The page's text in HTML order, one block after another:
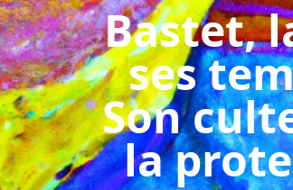
Bastet,
ses
Son
la